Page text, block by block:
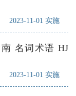
2023-11-01 实施
名词术语 HJ
2023-11-01 实施